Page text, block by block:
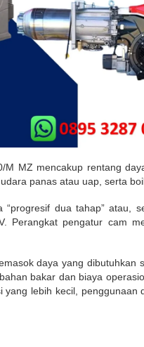
M MZ mencakup rentang
panas atau uap, serta
“progresif dua tahap” atau,
Perangkat pengatur cam
daya yang dibutuhkan
bakar dan biaya
yang lebih kecil,